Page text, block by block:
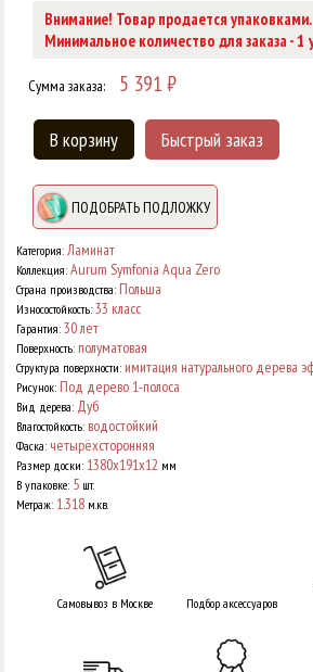
Внимание! Товар продается упаковками.
Минимальное количество для заказа -1
Сумма заказа: 5 391₽
В корзину Быстрый заказ
ПОДОБРАТЬ ПОДЛОЖКУ
Категория:Ламинат
Коллекция:Aurum Symfonia Aqua Zero
Страна производства: Польша
Износостойкость:33 класс
Гарантия:30 лет
Поверхность: полуматовая
Структура поверхности: имитация натурального дерева
Рисунок: Под дерево 1-полоса
Вид дерева: Дуб
Влагостойкость: водостойкий
Фаска: четырёхсторонняя
Размер доски: 1380x191x12 мм
В упаковке: 5 шт.
Метраж: 1.318 м.кв.
Самовывоз в Москве Подбор аксессуаров